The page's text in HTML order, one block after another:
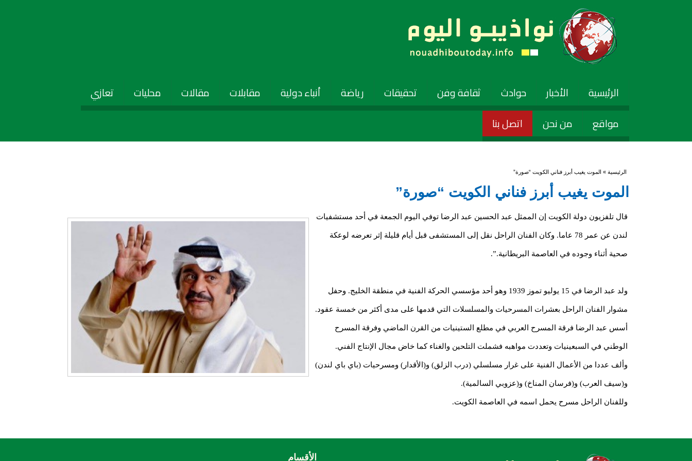
الرئيسية الأخبار حوادث ثقافة وفن تحقيقات رياضة أنباء دولية مقابلات مقالات محليات
تعازي
مواقع
من نحن اتصل بنا
أنت هنا
الرئيسية » الموت يغيب أبرز فناني الكويت “صورة”
الموت يغيب أبرز فناني الكويت “صورة”
قال تلفزيون دولة الكويت إن الممثل عبد الحسين عبد الرضا توفي اليوم الجمعة في أحد مستشفيات
لندن عن عمر 78 عاما. وكان الفنان الراحل نقل إلى المستشفى قبل أيام قليلة إثر تعرضه لوعكة
صحية أثناء وجوده في العاصمة البريطانية.”.
ولد عبد الرضا في 15 يوليو تموز 1939 وهو أحد مؤسسي الحركة الفنية في منطقة الخليج. وحفل
مشوار الفنان الراحل بعشرات المسرحيات والمسلسلات التي قدمها على مدى أكثر من خمسة عقود.
أسس عبد الرضا فرقة المسرح العربي في مطلع الستينيات من القرن الماضي وفرقة المسرح
الوطني في السبعينيات وتعددت مواهبه فشملت التلحين والغناء كما خاض مجال الإنتاج الفني.
وألف عددا من الأعمال الفنية على غرار مسلسلي (درب الزلق) و(الأقدار) ومسرحيات (باي باي لندن)
و(سيف العرب) و(فرسان المناخ) و(عزوبي السالمية).
وللفنان الراحل مسرح يحمل اسمه في العاصمة الكويت.
الأقسام